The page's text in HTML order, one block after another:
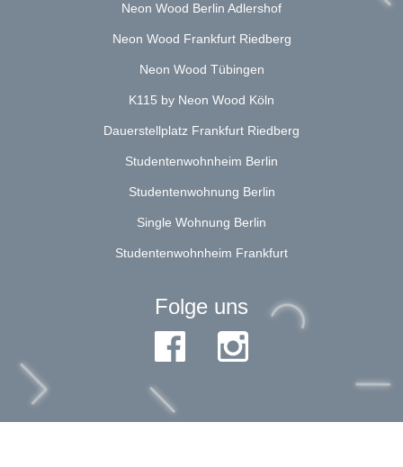
Neon Wood Berlin Adlershof
Neon Wood Frankfurt Riedberg
Neon Wood Tübingen
K115 by Neon Wood Köln
Dauerstellplatz Frankfurt Riedberg
Studentenwohnheim Berlin
Studentenwohnung Berlin
Single Wohnung Berlin
Studentenwohnheim Frankfurt
Folge uns